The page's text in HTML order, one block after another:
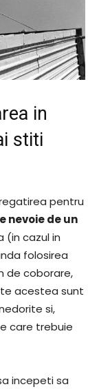
in
stiti
pentru
nevoie de un
(in cazul in
folosirea
de coborare,
acestea sunt
si,
care trebuie
incepeti sa